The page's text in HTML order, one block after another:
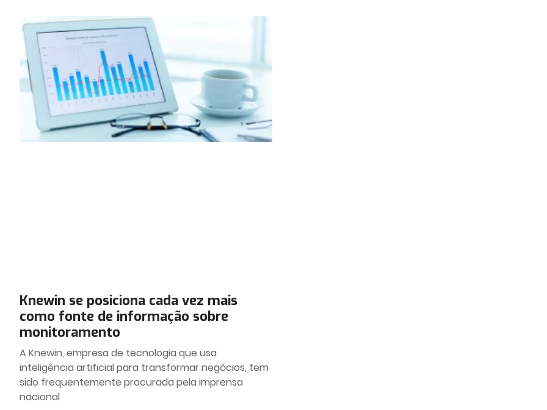
Knewin se posiciona cada vez mais
como fonte de informação sobre
monitoramento
A Knewin, empresa de tecnologia que usa
inteligência artificial para transformar negócios, tem
sido frequentemente procurada pela imprensa
nacional